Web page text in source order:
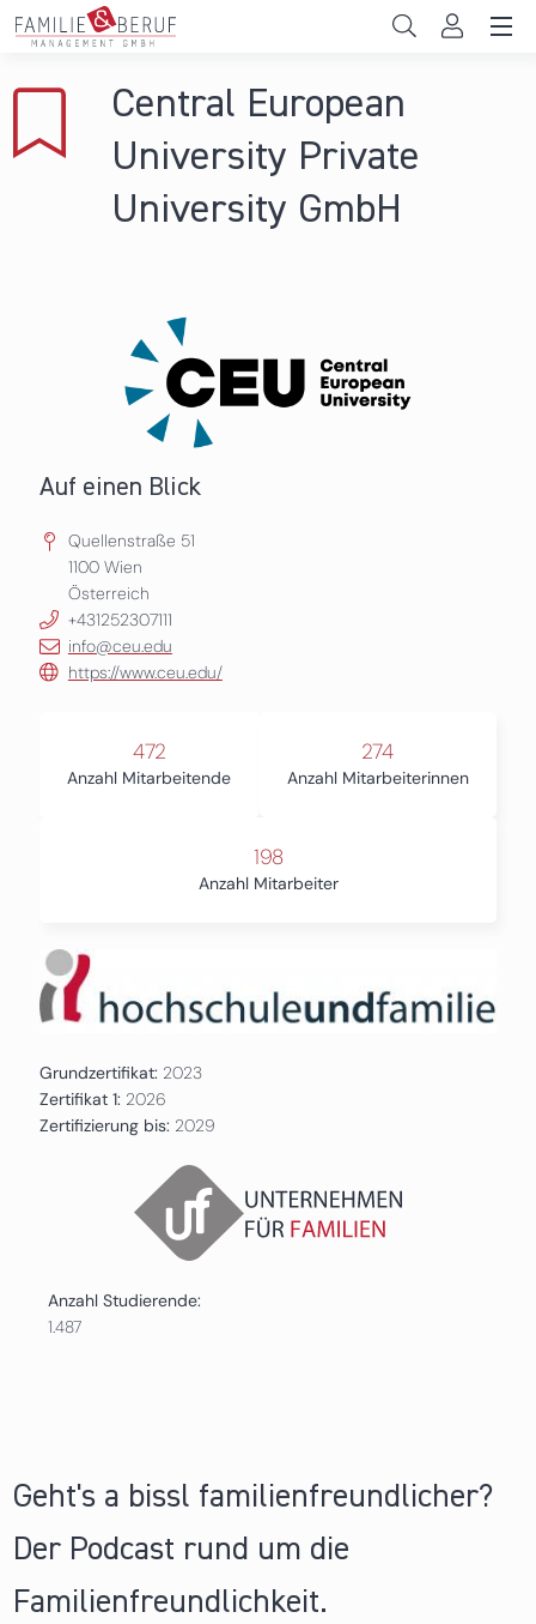
Direkt zum Inhalt
Gemeinden
Hochschulen
News & Events
Central European
University Private
University GmbH
Auf einen Blick
Quellenstraße 51
1100 Wien
Österreich
+431252307111
info@ceu.edu
https://www.ceu.edu/
472
Anzahl Mitarbeitende
274
Anzahl Mitarbeiterinnen
198
Anzahl Mitarbeiter
Grundzertifikat: 2023
Zertifikat 1: 2026
Zertifizierung bis: 2029
Anzahl Studierende:
1.487
Geht's a bissl familienfreundlicher?
Der Podcast rund um die
Familienfreundlichkeit.